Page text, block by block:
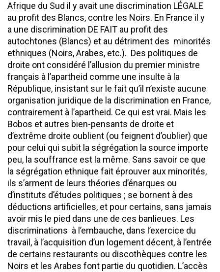
Afrique du Sud il y avait une discrimination LÉGALE
au profit des Blancs, contre les Noirs. En France il y
a une discrimination DE FAIT au profit des
autochtones (Blancs) et au détriment des minorités
ethniques (Noirs, Arabes, etc.). Des politiques de
droite ont considéré l’allusion du premier ministre
français à l’apartheid comme une insulte à la
République, insistant sur le fait qu’il n’existe aucune
organisation juridique de la discrimination en France,
contrairement à l’apartheid. Ce qui est vrai. Mais les
Bobos et autres bien-pensants de droite et
d’extrême droite oublient (ou feignent d’oublier) que
pour celui qui subit la ségrégation la source importe
peu, la souffrance est la même. Sans savoir ce que
la ségrégation ethnique fait éprouver aux minorités,
ils s’arment de leurs théories d’énarques ou
d’instituts d’études politiques ; se bornent à des
déductions artificielles, et pour certains, sans jamais
avoir mis le pied dans une de ces banlieues. Les
discriminations à l’embauche, dans l’exercice du
travail, à l’acquisition d’un logement décent, à l’entrée
de certains restaurants ou discothèques contre les
Noirs et les Arabes font partie du quotidien. L’accès